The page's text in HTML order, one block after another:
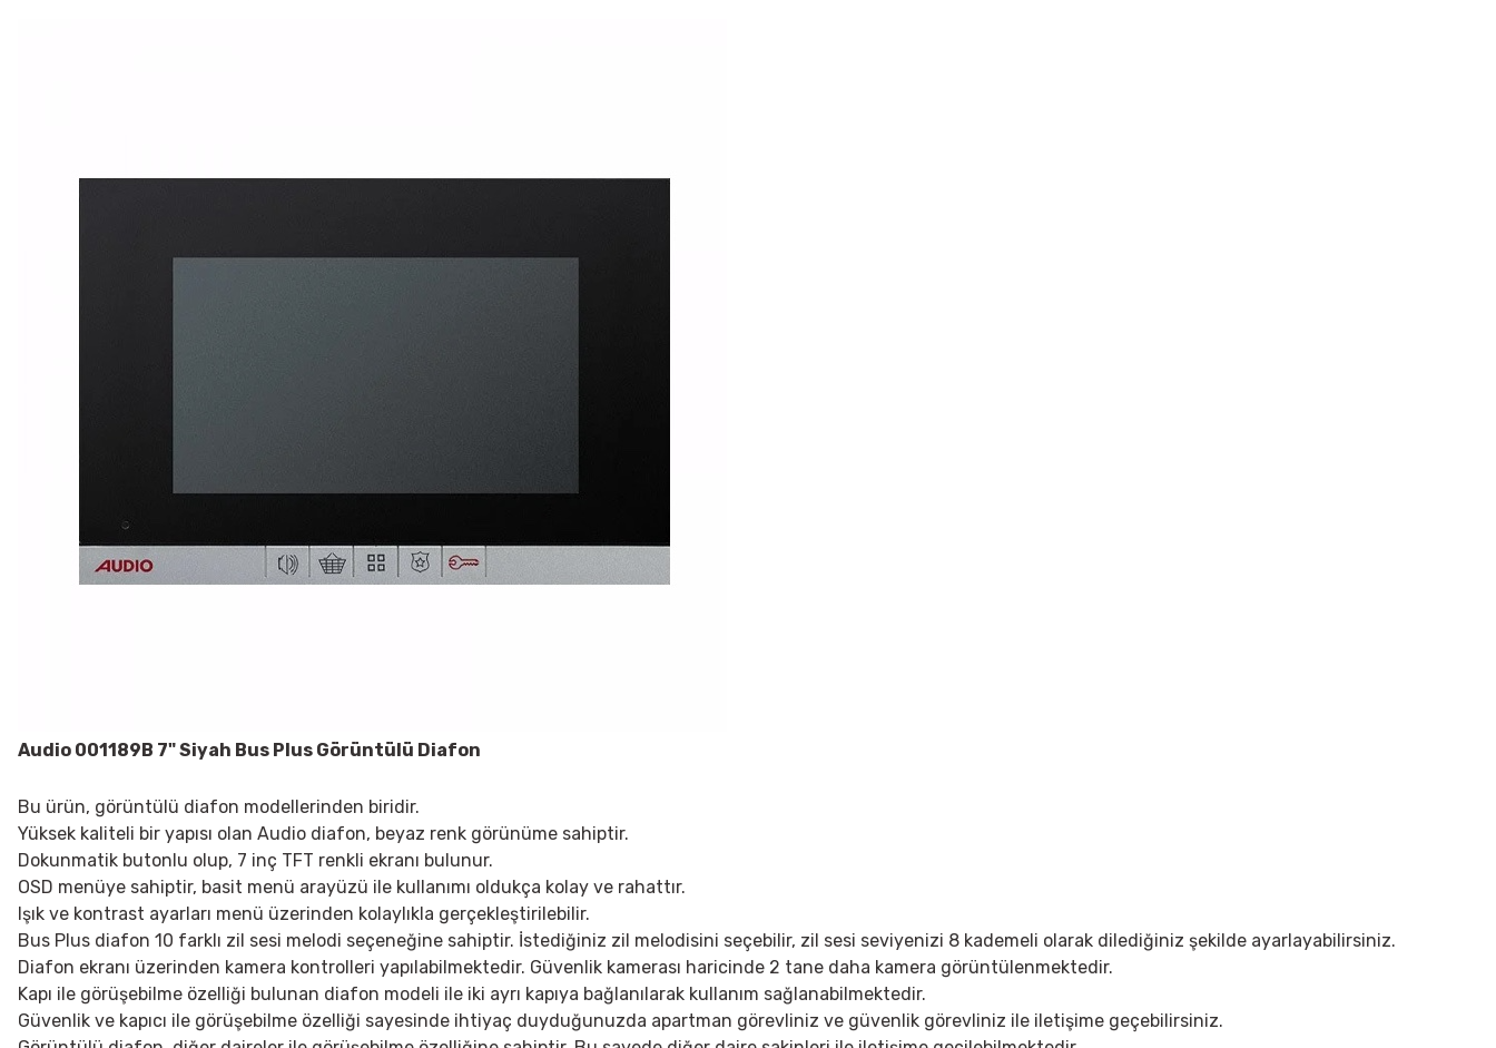
Audio 001189B 7" Siyah Bus Plus Görüntülü Diafon
Bu ürün, görüntülü diafon modellerinden biridir.
Yüksek kaliteli bir yapısı olan Audio diafon, beyaz renk görünüme sahiptir.
Dokunmatik butonlu olup, 7 inç TFT renkli ekranı bulunur.
OSD menüye sahiptir, basit menü arayüzü ile kullanımı oldukça kolay ve rahattır.
Işık ve kontrast ayarları menü üzerinden kolaylıkla gerçekleştirilebilir.
Bus Plus diafon 10 farklı zil sesi melodi seçeneğine sahiptir. İstediğiniz zil melodisini seçebilir, zil sesi seviyenizi 8 kademeli olarak dilediğiniz şekilde ayarlayabilirsiniz.
Diafon ekranı üzerinden kamera kontrolleri yapılabilmektedir. Güvenlik kamerası haricinde 2 tane daha kamera görüntülenmektedir.
Kapı ile görüşebilme özelliği bulunan diafon modeli ile iki ayrı kapıya bağlanılarak kullanım sağlanabilmektedir.
Güvenlik ve kapıcı ile görüşebilme özelliği sayesinde ihtiyaç duyduğunuzda apartman görevliniz ve güvenlik görevliniz ile iletişime geçebilirsiniz.